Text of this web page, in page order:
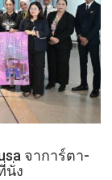
จาการ์ตา-
นั่ง